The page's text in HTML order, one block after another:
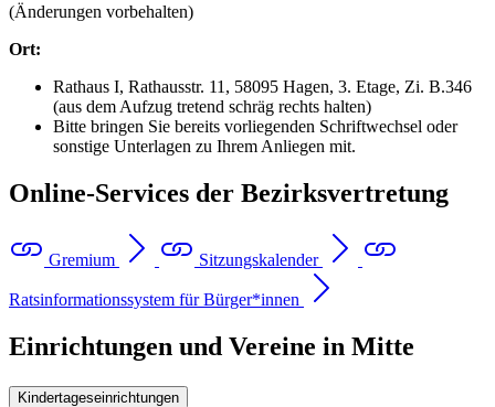
(Änderungen vorbehalten)
Ort:
Rathaus I, Rathausstr. 11, 58095 Hagen, 3. Etage, Zi. B.346
(aus dem Aufzug tretend schräg rechts halten)
Bitte bringen Sie bereits vorliegenden Schriftwechsel oder
sonstige Unterlagen zu Ihrem Anliegen mit.
Online-Services der Bezirksvertretung
Gremium Sitzungskalender
Ratsinformationssystem für Bürger*innen
Einrichtungen und Vereine in Mitte
Kindertageseinrichtungen